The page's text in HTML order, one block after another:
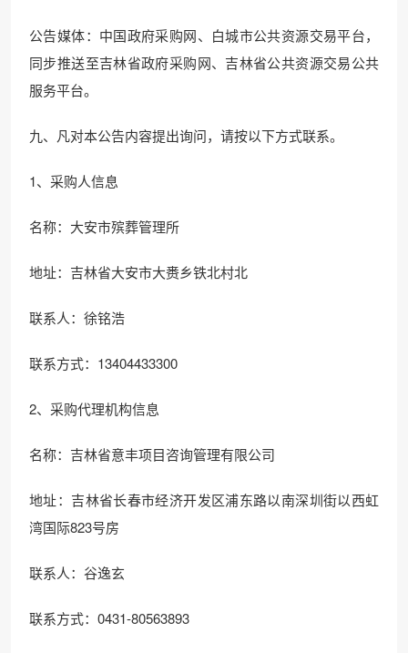
公告媒体：中国政府采购网、白城市公共资源交易平台，
同步推送至吉林省政府采购网、吉林省公共资源交易公共
服务平台。
九、凡对本公告内容提出询问，请按以下方式联系。
1、采购人信息
名称：大安市殡葬管理所
地址：吉林省大安市大赉乡铁北村北
联系人：徐铭浩
联系方式：13404433300
2、采购代理机构信息
名称：吉林省意丰项目咨询管理有限公司
地址：吉林省长春市经济开发区浦东路以南深圳街以西虹
湾国际823号房
联系人：谷逸玄
联系方式：0431-80563893